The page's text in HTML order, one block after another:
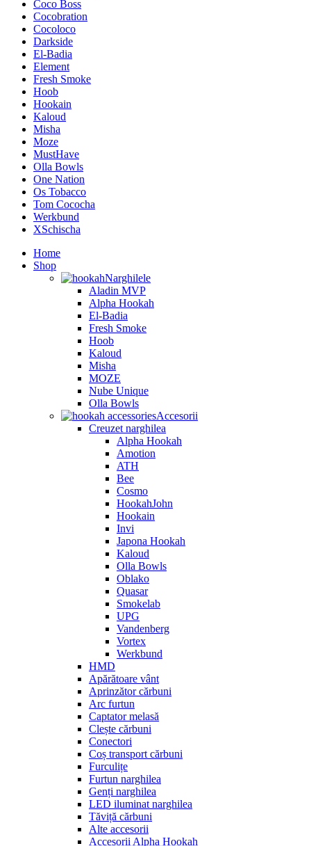
Coco Boss
Cocobration
Cocoloco
Darkside
El-Badia
Element
Fresh Smoke
Hoob
Hookain
Kaloud
Misha
Moze
MustHave
Olla Bowls
One Nation
Os Tobacco
Tom Cococha
Werkbund
XSchischa
Home
Shop
Narghilele
Aladin MVP
Alpha Hookah
El-Badia
Fresh Smoke
Hoob
Kaloud
Misha
MOZE
Nube Unique
Olla Bowls
Accesorii
Creuzet narghilea
Alpha Hookah
Amotion
ATH
Bee
Cosmo
HookahJohn
Hookain
Invi
Japona Hookah
Kaloud
Olla Bowls
Oblako
Quasar
Smokelab
UPG
Vandenberg
Vortex
Werkbund
HMD
Apărătoare vânt
Aprinzător cărbuni
Arc furtun
Captator melasă
Clește cărbuni
Conectori
Coș transport cărbuni
Furculițe
Furtun narghilea
Genți narghilea
LED iluminat narghilea
Tăviță cărbuni
Alte accesorii
Accesorii Alpha Hookah